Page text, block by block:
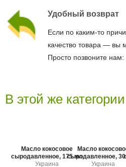
Удобный возврат
Если по каким-то
качество товара — вы
Просто позвоните нам:
В этой же категории
Масло кокосовое
сыродавленное, 175 мл
Украина
Масло
сыродавленное,
Украина